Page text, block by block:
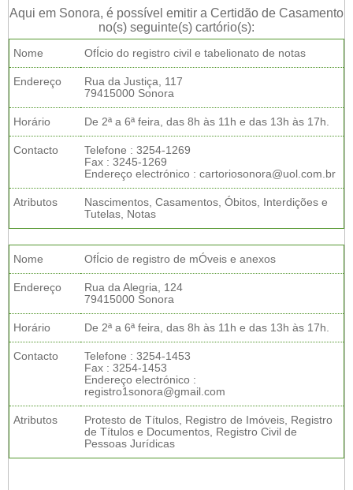
Aqui em Sonora, é possível emitir a Certidão de Casamento
no(s) seguinte(s) cartório(s):
Nome OfÍcio do registro civil e tabelionato de notas
Endereço
Rua da Justiça, 117
79415000 Sonora
Horário De 2ª a 6ª feira, das 8h às 11h e das 13h às 17h.
Contacto
Telefone : 3254-1269
Fax : 3245-1269
Endereço electrónico : cartoriosonora@uol.com.br
Atributos
Nascimentos, Casamentos, Óbitos, Interdições e
Tutelas, Notas
Nome OfÍcio de registro de mÓveis e anexos
Endereço
Rua da Alegria, 124
79415000 Sonora
Horário De 2ª a 6ª feira, das 8h às 11h e das 13h às 17h.
Contacto
Telefone : 3254-1453
Fax : 3254-1453
Endereço electrónico :
registro1sonora@gmail.com
Atributos
Protesto de Títulos, Registro de Imóveis, Registro
de Títulos e Documentos, Registro Civil de
Pessoas Jurídicas